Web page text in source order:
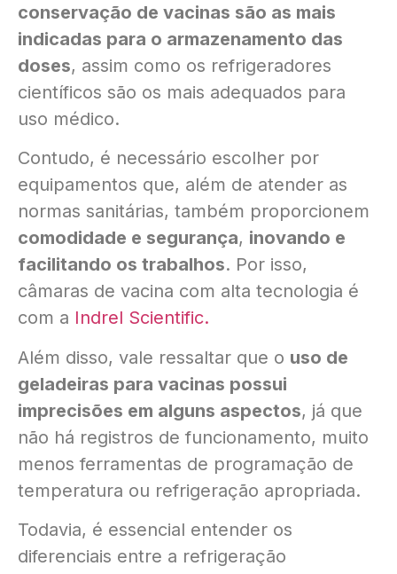
conservação de vacinas são as mais
indicadas para o armazenamento das
doses, assim como os refrigeradores
científicos são os mais adequados para
uso médico.
Contudo, é necessário escolher por
equipamentos que, além de atender as
normas sanitárias, também proporcionem
comodidade e segurança, inovando e
facilitando os trabalhos. Por isso,
câmaras de vacina com alta tecnologia é
com a Indrel Scientific.
Além disso, vale ressaltar que o uso de
geladeiras para vacinas possui
imprecisões em alguns aspectos, já que
não há registros de funcionamento, muito
menos ferramentas de programação de
temperatura ou refrigeração apropriada.
Todavia, é essencial entender os
diferenciais entre a refrigeração